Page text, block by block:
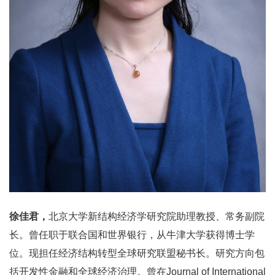
徐佳君， 北京大学新结构经济学研究院助理教授、常务副院
长。曾任职于联合国和世界银行，从牛津大学获得博士学
位。现担任经济结构转型全球研究联盟秘书长。研究方向包
括开发性金融和全球经济治理。曾在Journal of International